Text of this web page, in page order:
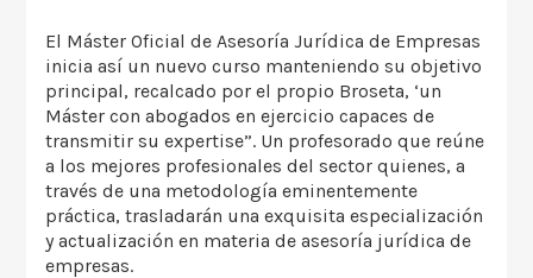
El Máster Oficial de Asesoría Jurídica de Empresas
inicia así un nuevo curso manteniendo su objetivo
principal, recalcado por el propio Broseta, ‘un
Máster con abogados en ejercicio capaces de
transmitir su expertise”. Un profesorado que reúne
a los mejores profesionales del sector quienes, a
través de una metodología eminentemente
práctica, trasladarán una exquisita especialización
y actualización en materia de asesoría jurídica de
empresas.